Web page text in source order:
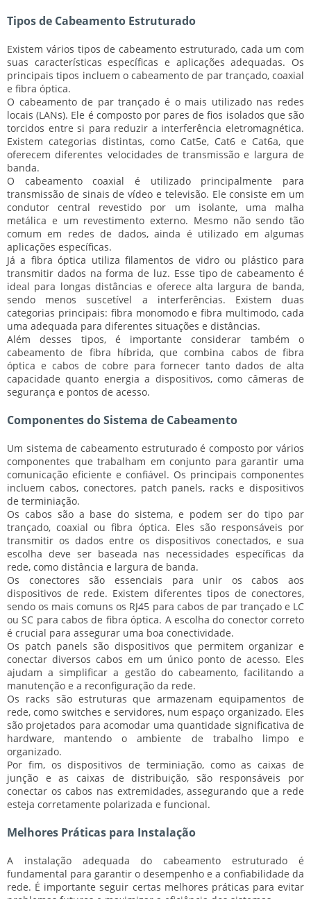
Tipos de Cabeamento Estruturado
Existem vários tipos de cabeamento estruturado, cada um com
suas características específicas e aplicações adequadas. Os
principais tipos incluem o cabeamento de par trançado, coaxial
e fibra óptica.
O cabeamento de par trançado é o mais utilizado nas redes
locais (LANs). Ele é composto por pares de fios isolados que são
torcidos entre si para reduzir a interferência eletromagnética.
Existem categorias distintas, como Cat5e, Cat6 e Cat6a, que
oferecem diferentes velocidades de transmissão e largura de
banda.
O cabeamentocoaxial é utilizado principalmente para
transmissão de sinais de vídeo e televisão. Ele consiste em um
condutor central revestido por um isolante, uma malha
metálica e um revestimento externo. Mesmo não sendo tão
comum em redes de dados, ainda é utilizado em algumas
aplicações específicas.
Já a fibra óptica utiliza filamentos de vidro ou plástico para
transmitir dados na forma de luz. Esse tipo de cabeamento é
ideal para longas distâncias e oferece alta largura de banda,
sendo menos suscetível a interferências. Existem duas
categorias principais: fibra monomodoefibra multimodo, cada
uma adequada para diferentes situações e distâncias.
Além desses tipos, é importante considerar também o
cabeamento de fibra híbrida, que combina cabos de fibra
óptica e cabos de cobre para fornecer tanto dados de alta
capacidade quanto energia a dispositivos, como câmeras de
segurança e pontos de acesso.
Componentes do Sistema de Cabeamento
Um sistema de cabeamento estruturado é composto por vários
componentes que trabalham em conjunto para garantir uma
comunicação eficiente e confiável. Os principais componentes
incluem cabos, conectores, patch panels, racks edispositivos
de terminiação.
Os cabos são a base do sistema, e podem ser do tipo par
trançado,coaxial oufibra óptica. Eles são responsáveis por
transmitir os dados entre os dispositivos conectados, e sua
escolha deve ser baseada nas necessidades específicas da
rede, como distância e largura de banda.
Os conectores são essenciais para unir os cabos aos
dispositivos de rede. Existem diferentes tipos de conectores,
sendo os mais comuns os RJ45 para cabos de par trançado e LC
ouSC para cabos de fibra óptica. A escolha do conector correto
é crucial para assegurar uma boa conectividade.
Os patch panels são dispositivos que permitem organizar e
conectar diversos cabos em um único ponto de acesso. Eles
ajudam a simplificar a gestão do cabeamento, facilitando a
manutenção e a reconfiguração da rede.
Os racks são estruturas que armazenam equipamentos de
rede, como switches e servidores, num espaço organizado. Eles
são projetados para acomodar uma quantidade significativa de
hardware, mantendo o ambiente de trabalho limpoe
organizado.
Por fim, os dispositivos de terminiação, como ascaixas de
junção e as caixas de distribuição, são responsáveis por
conectar os cabos nas extremidades, assegurando que a rede
esteja corretamente polarizada e funcional.
Melhores Práticas para Instalação
A instalação adequada do cabeamento estruturado é
fundamental para garantir o desempenho e a confiabilidade da
rede. É importante seguir certas melhores práticas para evitar